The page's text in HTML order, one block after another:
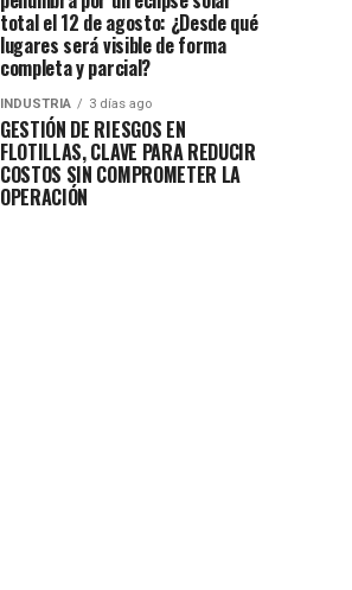
total el 12 de agosto: ¿Desde qué
lugares será visible de forma
completa y parcial?
INDUSTRIA 3 días ago
GESTIÓN DE RIESGOS EN
FLOTILLAS, CLAVE PARA REDUCIR
COSTOS SIN COMPROMETER LA
OPERACIÓN